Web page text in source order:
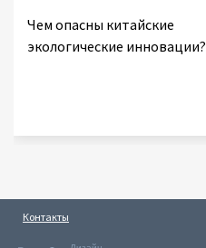
Чем опасны китайские
экологические инновации?
Контакты